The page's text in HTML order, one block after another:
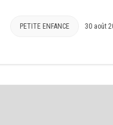
PETITE ENFANCE 30 août